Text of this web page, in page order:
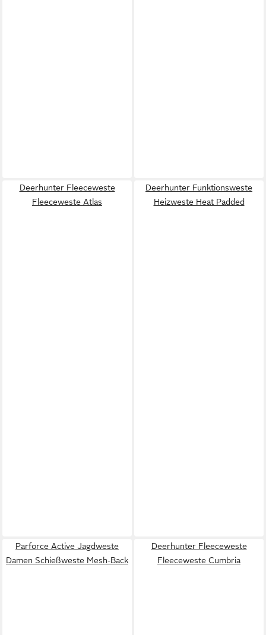
Deerhunter Fleeceweste
Fleeceweste Atlas
Deerhunter Funktionsweste
Heizweste Heat Padded
Parforce Active Jagdweste
Damen Schießweste Mesh-Back
Deerhunter Fleeceweste
Fleeceweste Cumbria